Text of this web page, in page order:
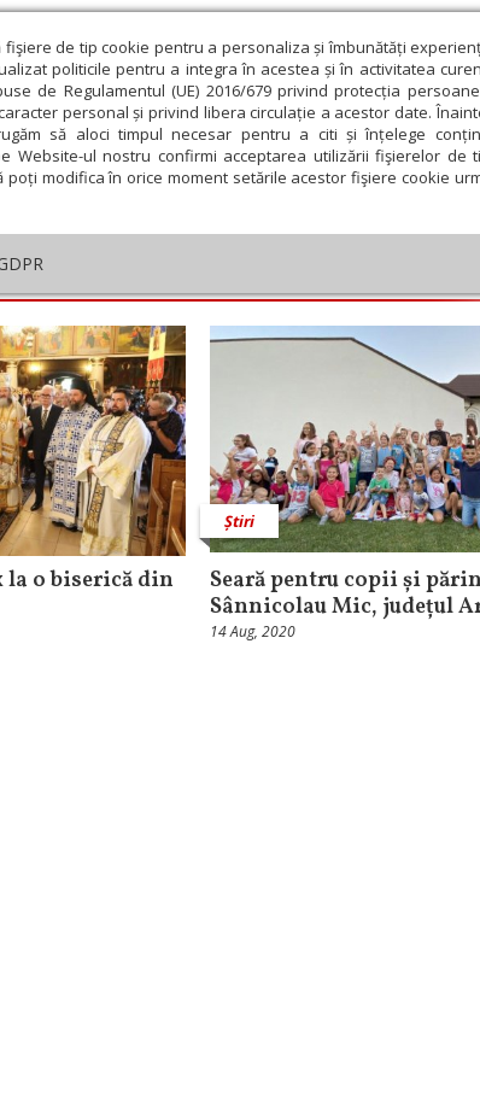
fişiere de tip cookie pentru a personaliza și îmbunătăți
politicile pentru a integra în acestea și în activitatea
de Regulamentul (UE) 2016/679 privind protecția
personal și privind libera circulație a acestor date.
să aloci timpul necesar pentru a citi și înțelege
Website-ul nostru confirmi acceptarea utilizării fişierelor de
poți modifica în orice moment setările acestor fişiere cookie
și spiritualitate Educaţie și Cultură
la o biserică din
Știri
Seară pentru copii și
Sânnicolau Mic, județul
14 Aug, 2020
Ianuarie Februarie Aprilie